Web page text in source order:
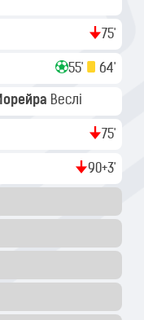
75'
55' 64'
Веслі
75'
90+3'